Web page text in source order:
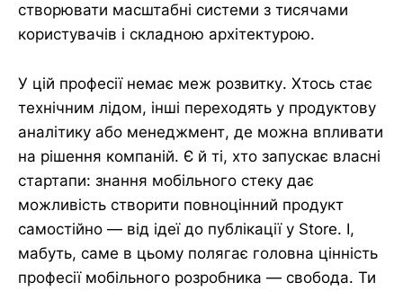
створювати масштабні системи з тисячами
користувачів і складною архітектурою.
У цій професії немає меж розвитку. Хтось стає
технічним лідом, інші переходять у продуктову
аналітику або менеджмент, де можна впливати
на рішення компаній. Є й ті, хто запускає власні
стартапи: знання мобільного стеку дає
можливість створити повноцінний продукт
самостійно — від ідеї до публікації у Store. І,
мабуть, саме в цьому полягає головна цінність
професії мобільного розробника — свобода. Ти